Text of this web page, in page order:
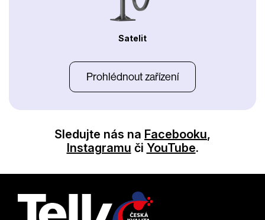
Satelit
Prohlédnout zařízení
Sledujte nás na Facebooku,
Instagramu či YouTube.